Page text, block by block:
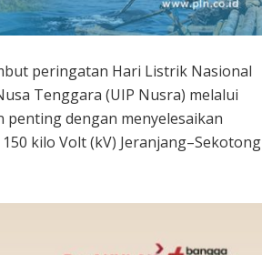
peringatan Hari Listrik Nasional
Tenggara (UIP Nusra) melalui
penting dengan menyelesaikan
kilo Volt (kV) Jeranjang–Sekotong